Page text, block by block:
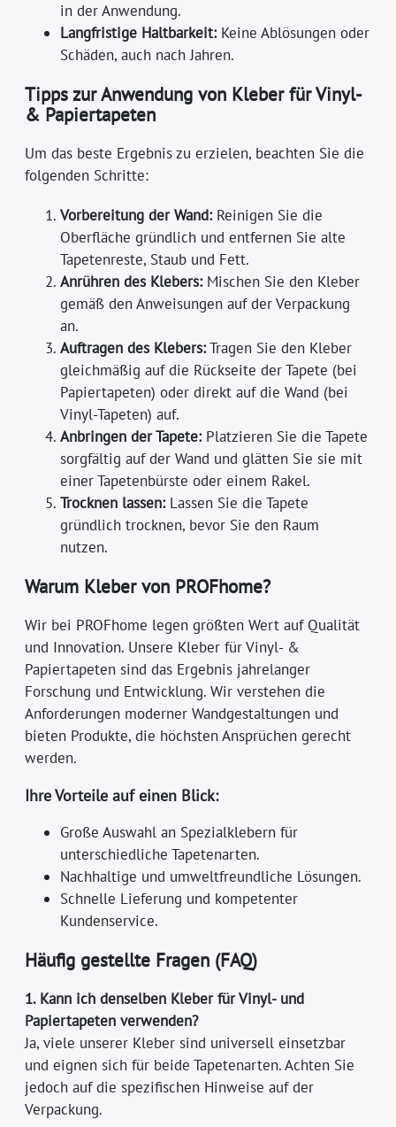
in der Anwendung.
Langfristige Haltbarkeit:Keine Ablösungen oder
Schäden, auch nach Jahren.
Tipps zur Anwendung von Kleber für Vinyl-
& Papiertapeten
Um das beste Ergebnis zu erzielen, beachten Sie die
folgenden Schritte:
Vorbereitung der Wand:Reinigen Sie die
Oberfläche gründlich und entfernen Sie alte
Tapetenreste, Staub und Fett.
Anrühren des Klebers:Mischen Sie den Kleber
gemäß den Anweisungen auf der Verpackung
an.
Auftragen des Klebers:Tragen Sie den Kleber
gleichmäßig auf die Rückseite der Tapete (bei
Papiertapeten) oder direkt auf die Wand (bei
Vinyl-Tapeten) auf.
Anbringen der Tapete:Platzieren Sie die Tapete
sorgfältig auf der Wand und glätten Sie sie mit
einer Tapetenbürste oder einem Rakel.
Trocknen lassen:Lassen Sie die Tapete
gründlich trocknen, bevor Sie den Raum
nutzen.
Warum Kleber von PROFhome?
Wir bei PROFhome legen größten Wert auf Qualität
und Innovation. Unsere Kleber für Vinyl- &
Papiertapeten sind das Ergebnis jahrelanger
Forschung und Entwicklung. Wir verstehen die
Anforderungen moderner Wandgestaltungen und
bieten Produkte, die höchsten Ansprüchen gerecht
werden.
Ihre Vorteile auf einen Blick:
Große Auswahl an Spezialklebern für
unterschiedliche Tapetenarten.
Nachhaltige und umweltfreundliche Lösungen.
Schnelle Lieferung und kompetenter
Kundenservice.
Häufig gestellte Fragen (FAQ)
1. Kann ich denselben Kleber für Vinyl- und
Papiertapeten verwenden?
Ja, viele unserer Kleber sind universell einsetzbar
und eignen sich für beide Tapetenarten. Achten Sie
jedoch auf die spezifischen Hinweise auf der
Verpackung.